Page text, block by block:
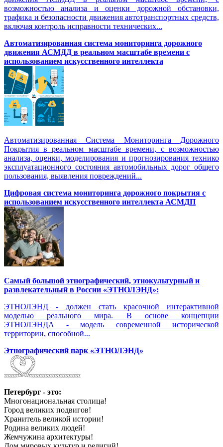
возможностью анализа и оценки дорожной обстановки,
трафика и безопасности движения автотранспортных средств,
включая контроль исправности технических...
Автоматизированная cистема мониторинга дорожного
движения АСМДД в реальном масштабе времени с
использованием искусственного интеллекта
Автоматизированная Система Мониторинга Дорожного
Покрытия в реальном масштабе времени, с возможностью
анализа, оценки, моделирования и прогнозирования технико
эксплуатационного состояния автомобильных дорог общего
пользования, выявления повреждений...
Цифровая система мониторинга дорожного покрытия с
использованием искусственного интеллекта АСМДП
Самый большой этнографический, этнокультурный и
развлекательный в России «ЭТНОЛЭНД»:
ЭТНОЛЭНД - должен стать красочной интерактивной
моделью реального мира. В основе концепции
ЭТНОЛЭНДА - модель современной исторической
территории, способной...
Этнографический парк «ЭТНОЛЭНД»
Петербург - это:
Многонациональная столица!
Город великих подвигов!
Хранитель великой истории!
Родина великих людей!
Жемчужина архитектуры!